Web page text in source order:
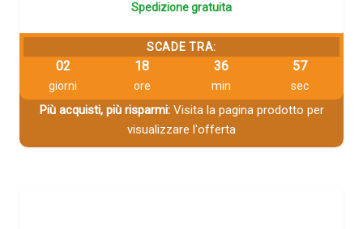
Spedizione gratuita
SCADE TRA:
02
giorni
18
ore
36
min
56
sec
Più acquisti, più risparmi:Visita la pagina prodotto per
visualizzare l'offerta